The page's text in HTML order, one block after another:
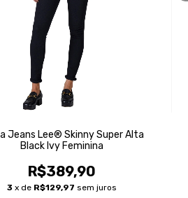
Jeans Lee® Skinny Super Alta
Black Ivy Feminina
R$389,90
3 x de R$129,97 sem juros